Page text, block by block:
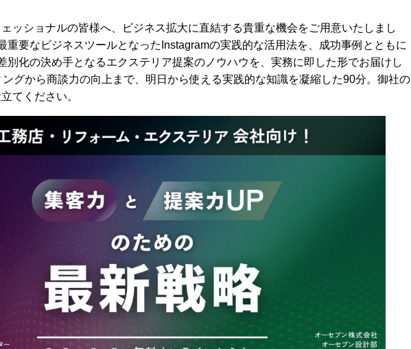
ッショナルの皆様へ、ビジネス拡大に直結する貴重な機会をご用意いたしまし
重要なビジネスツールとなったInstagramの実践的な活用法を、成功事例とともに
別化の決め手となるエクステリア提案のノウハウを、実務に即した形でお届けし
グから商談力の向上まで、明日から使える実践的な知識を凝縮した90分。御社の
てください。